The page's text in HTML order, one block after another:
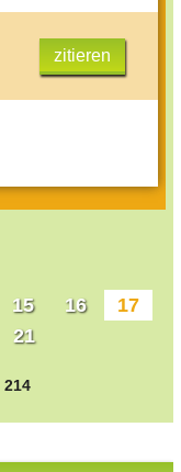
zitieren
15 16
17
21
214